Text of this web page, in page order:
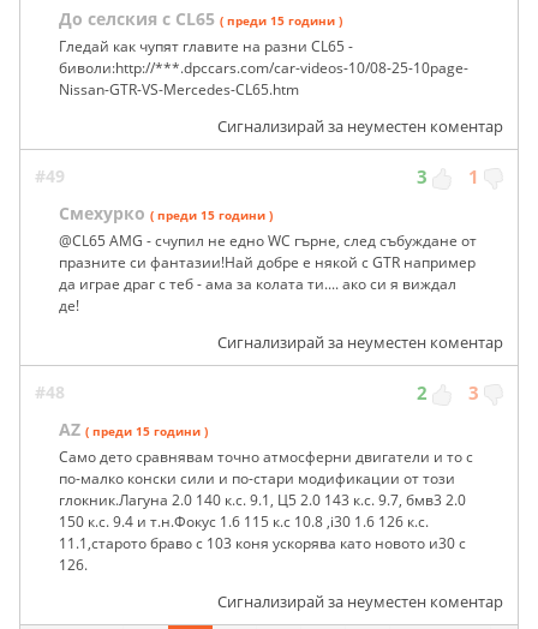
До селския с CL65 ( преди 15 години )
Гледай как чупят главите на разни CL65 -
биволи:http://***.dpccars.com/car-videos-10/08-25-10page-
Nissan-GTR-VS-Mercedes-CL65.htm
Сигнализирай за неуместен коментар
#49 3 1
Смехурко ( преди 15 години )
@CL65 AMG - счупил не едно WC гърне, след събуждане от
празните си фантазии!Най добре е някой с GTR например
да играе драг с теб - ама за колата ти.... ако си я виждал
де!
Сигнализирай за неуместен коментар
#48 2 3
AZ ( преди 15 години )
Само дето сравнявам точно атмосферни двигатели и то с
по-малко конски сили и по-стари модификации от този
глокник.Лагуна 2.0 140 к.с. 9.1, Ц5 2.0 143 к.с. 9.7, бмв3 2.0
150 к.с. 9.4 и т.н.Фокус 1.6 115 к.с 10.8 ,i30 1.6 126 к.с.
11.1,старото браво с 103 коня ускорява като новото и30 с
126.
Сигнализирай за неуместен коментар